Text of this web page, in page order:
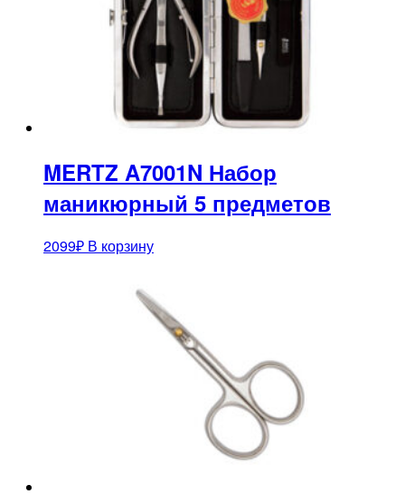
MERTZ A7001N Набор
маникюрный 5 предметов
2099₽ В корзину